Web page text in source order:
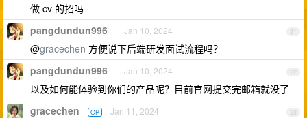
做 cv 的招吗
21
pangdundun996 Jan 10, 2024
@gracechen 方便说下后端研发面试流程吗？
22
pangdundun996 Jan 10, 2024
以及如何能体验到你们的产品呢？目前官网提交完邮箱就没了
23
gracechen OP Jan 11, 2024